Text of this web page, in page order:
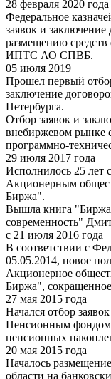
28 февраля 2020 года
Федеральное
заявок и заключение
размещению средств
ИПТС АО СПВБ.
05 июля 2019
Прошел первый
заключение
Петербурга.
Отбор заявок и
внебиржевом рынке
программно-
29 июля 2017 года
Исполнилось 25 лет
Акционерным
Биржа".
Вышла книга
современность"
с 21 июля 2016 года
В соответствии с
05.05.2014, новое
Акционерное
Биржа",
27 мая 2015 года
Начался отбор
Пенсионным фондом
пенсионных
20 мая 2015 года
Началось
области на